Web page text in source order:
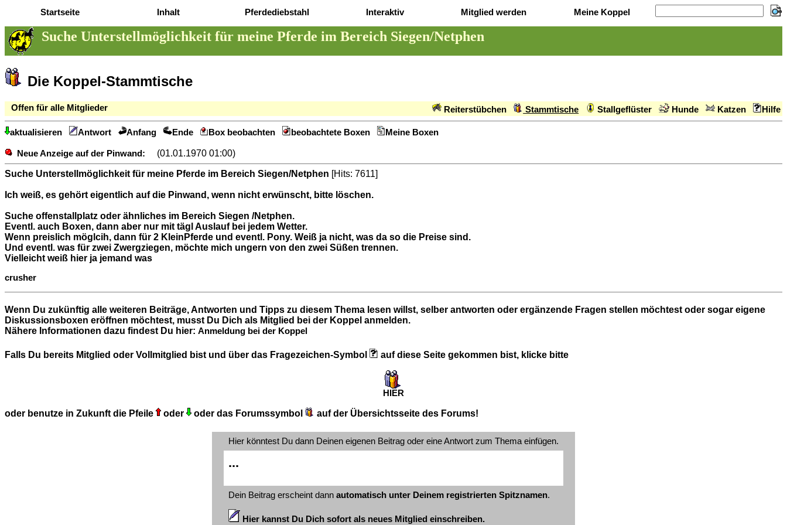
Startseite Inhalt Pferdediebstahl Interaktiv Mitglied werden Meine Koppel
Suche Unterstellmöglichkeit für meine Pferde im Bereich Siegen/Netphen
Die Koppel-Stammtische
Offen für alle Mitglieder Reiterstübchen Stammtische Stallgeflüster Hunde Katzen Hilfe
aktualisieren Antwort Anfang Ende Box beobachten beobachtete Boxen Meine Boxen
Neue Anzeige auf der Pinwand: (01.01.1970 01:00)
Suche Unterstellmöglichkeit für meine Pferde im Bereich Siegen/Netphen [Hits: 7611]
Ich weiß, es gehört eigentlich auf die Pinwand, wenn nicht erwünscht, bitte löschen.
Suche offenstallplatz oder ähnliches im Bereich Siegen /Netphen.
Eventl. auch Boxen, dann aber nur mit tägl Auslauf bei jedem Wetter.
Wenn preislich möglcih, dann für 2 KleinPferde und eventl. Pony. Weiß ja nicht, was da so die Preise sind.
Und eventl. was für zwei Zwergziegen, möchte mich ungern von den zwei Süßen trennen.
Vielleicht weiß hier ja jemand was
crusher
Wenn Du zukünftig alle weiteren Beiträge, Antworten und Tipps zu diesem Thema lesen willst, selber antworten oder ergänzende Fragen stellen möchtest oder sogar eigene
Diskussionsboxen eröffnen möchtest, musst Du Dich als Mitglied bei der Koppel anmelden.
Nähere Informationen dazu findest Du hier: Anmeldung bei der Koppel
Falls Du bereits Mitglied oder Vollmitglied bist und über das Fragezeichen-Symbol auf diese Seite gekommen bist, klicke bitte
HIER
oder benutze in Zukunft die Pfeile oder oder das Forumssymbol auf der Übersichtsseite des Forums!
Hier könntest Du dann Deinen eigenen Beitrag oder eine Antwort zum Thema einfügen.
...
Dein Beitrag erscheint dann automatisch unter Deinem registrierten Spitznamen.
Hier kannst Du Dich sofort als neues Mitglied einschreiben.